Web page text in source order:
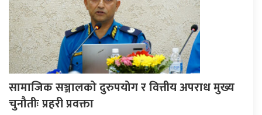
सामाजिक सञ्जालको दुरुपयोग र वित्तीय अपराध मुख्य
चुनौतीः प्रहरी प्रवक्ता